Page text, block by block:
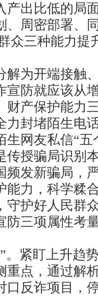
产出比低的局
、周密部署、
三种能力提
为开端接触
宣防就应该从
财产保护能力
力封堵陌生电
生网友私信“五
传授骗局识别
频发新骗局，
能力，科学糅
守护好人民群
三项属性考
紧盯上升趋
重点，通过解
口反诈项目，